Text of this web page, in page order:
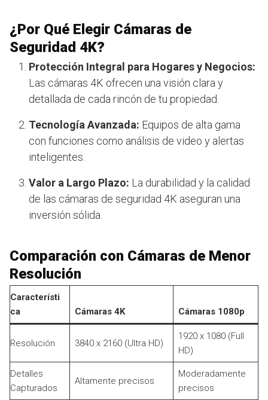
¿Por Qué Elegir Cámaras de
Seguridad 4K?
Protección Integral para Hogares y Negocios:
Las cámaras 4K ofrecen una visión clara y
detallada de cada rincón de tu propiedad.
Tecnología Avanzada: Equipos de alta gama
con funciones como análisis de video y alertas
inteligentes.
Valor a Largo Plazo: La durabilidad y la calidad
de las cámaras de seguridad 4K aseguran una
inversión sólida.
Comparación con Cámaras de Menor
Resolución
Característi
ca
Cámaras 4K Cámaras 1080p
Resolución 3840 x 2160 (Ultra HD)
1920 x 1080 (Full
HD)
Detalles
Capturados
Altamente precisos
Moderadamente
precisos